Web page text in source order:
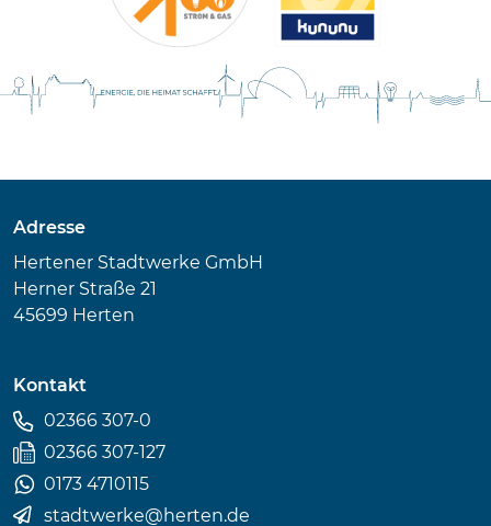
Adresse
Hertener Stadtwerke GmbH
Herner Straße 21
45699 Herten
Kontakt
02366 307-0
02366 307-127
0173 4710115
stadtwerke@herten.de